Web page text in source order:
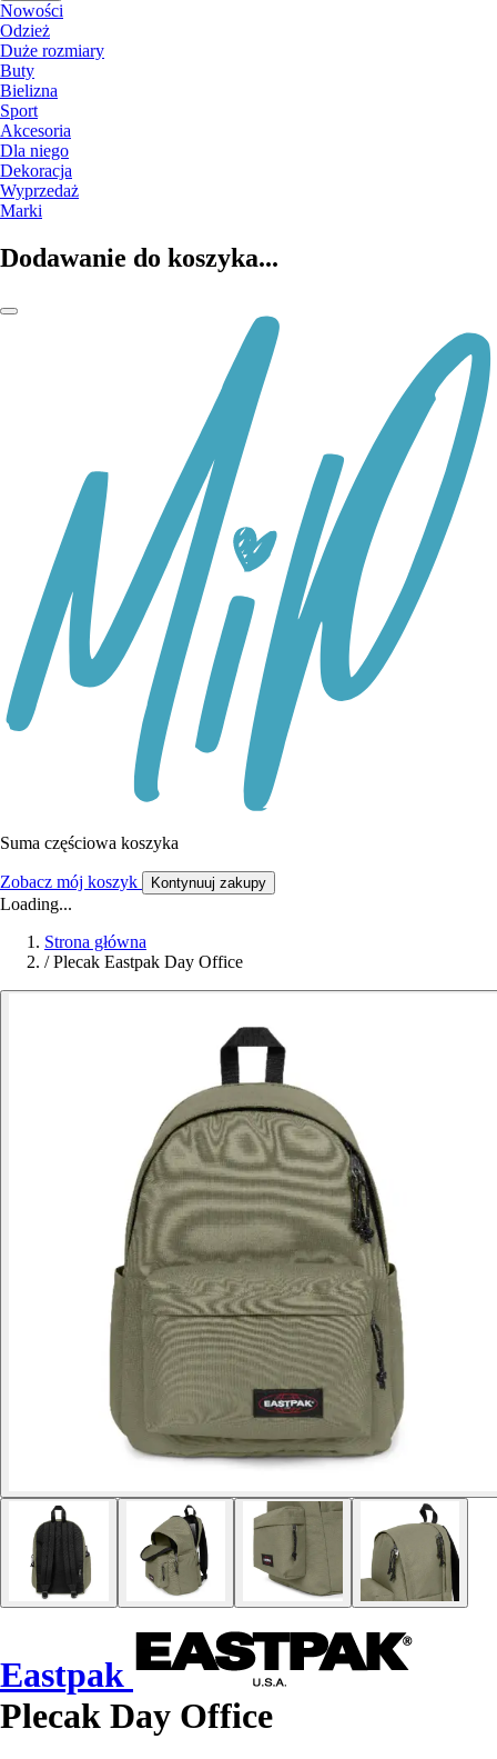
Nowości
Odzież
Duże rozmiary
Buty
Bielizna
Sport
Akcesoria
Dla niego
Dekoracja
Wyprzedaż
Marki
Dodawanie do koszyka...
Suma częściowa koszyka
Zobacz mój koszyk Kontynuuj zakupy
Loading...
Strona główna
/ Plecak Eastpak Day Office
Eastpak
Plecak Day Office